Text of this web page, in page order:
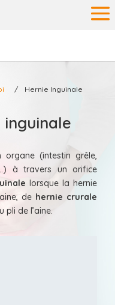
Hernie Inguinale
inguinale
organe (intestin grêle,
à travers un orifice
lorsque la hernie
de hernie crurale
pli de l’aine.